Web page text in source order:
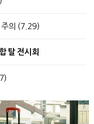
주의 (7.29)
탈 전시회